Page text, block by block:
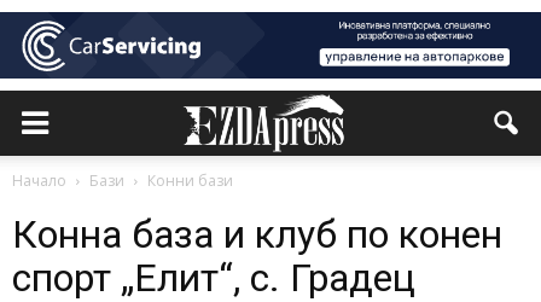
Начало Бази Конни бази
Конна база и клуб по конен
спорт „Елит“, с. Градец